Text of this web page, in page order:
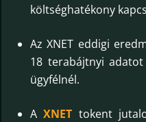
költséghatékony
Az XNET eddigi
18 terabájtnyi
ügyfélnél.
AXNET tokent